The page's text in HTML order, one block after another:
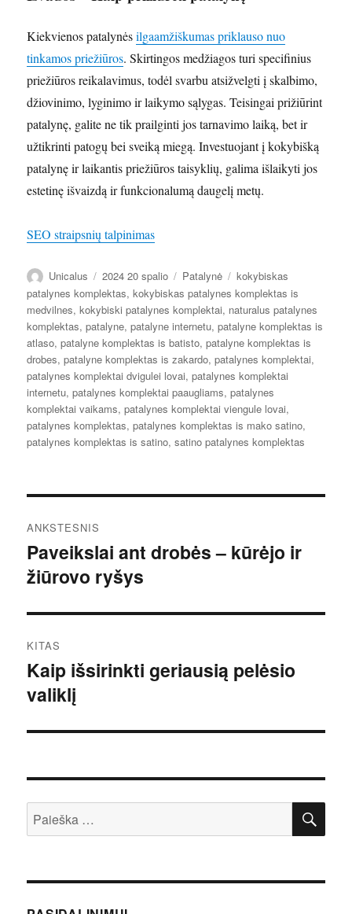
Kiekvienos patalynėsilgaamžiškumas priklauso nuo
tinkamos priežiūros. Skirtingos medžiagos turi specifinius
priežiūros reikalavimus, todėl svarbu atsižvelgti į skalbimo,
džiovinimo, lyginimo ir laikymo sąlygas. Teisingai prižiūrint
patalynę, galite ne tik prailginti jos tarnavimo laiką, bet ir
užtikrinti patogų bei sveiką miegą. Investuojant į kokybišką
patalynę ir laikantis priežiūros taisyklių, galima išlaikyti jos
estetinę išvaizdą ir funkcionalumą daugelį metų.
SEO straipsnių talpinimas
Autorius
Unicalus Paskelbta
2024 20 spalio Kategorijos
Patalynė Žymos
kokybiskas
patalynes komplektas,kokybiskas patalynes komplektas is
medvilnes,kokybiski patalynes komplektai, naturalus patalynes
komplektas,patalyne,patalyne internetu,patalyne komplektas is
atlaso,patalyne komplektas is batisto,patalyne komplektas is
drobes,patalyne komplektas is zakardo,patalynes komplektai,
patalynes komplektai dvigulei lovai,patalynes komplektai
internetu,patalynes komplektai paaugliams,patalynes
komplektai vaikams,patalynes komplektai viengule lovai,
patalynes komplektas,patalynes komplektas is mako satino,
patalynes komplektas is satino,satino patalynes komplektas
tarp
įrašų
ANKSTESNIS
Ankstesnis
įrašas:
Paveikslai ant drobės – kūrėjo ir
žiūrovo ryšys
KITAS
Kitas
įrašas:
Kaip išsirinkti geriausią pelėsio
valiklį
Ieškoti: